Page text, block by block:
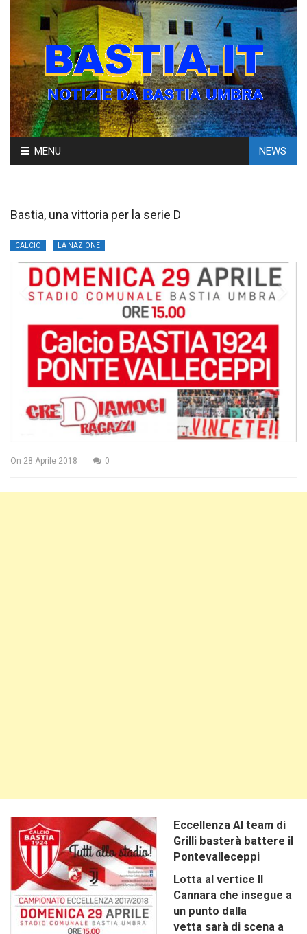
Skip
to
MENU NEWS
Bastia, una vittoria per la serie D
CALCIO LA NAZIONE
On 28 Aprile 2018 0
Eccellenza Al team di
Grilli basterà battere il
Pontevalleceppi
Lotta al vertice Il
Cannara che insegue a
un punto dalla
vetta sarà di scena a